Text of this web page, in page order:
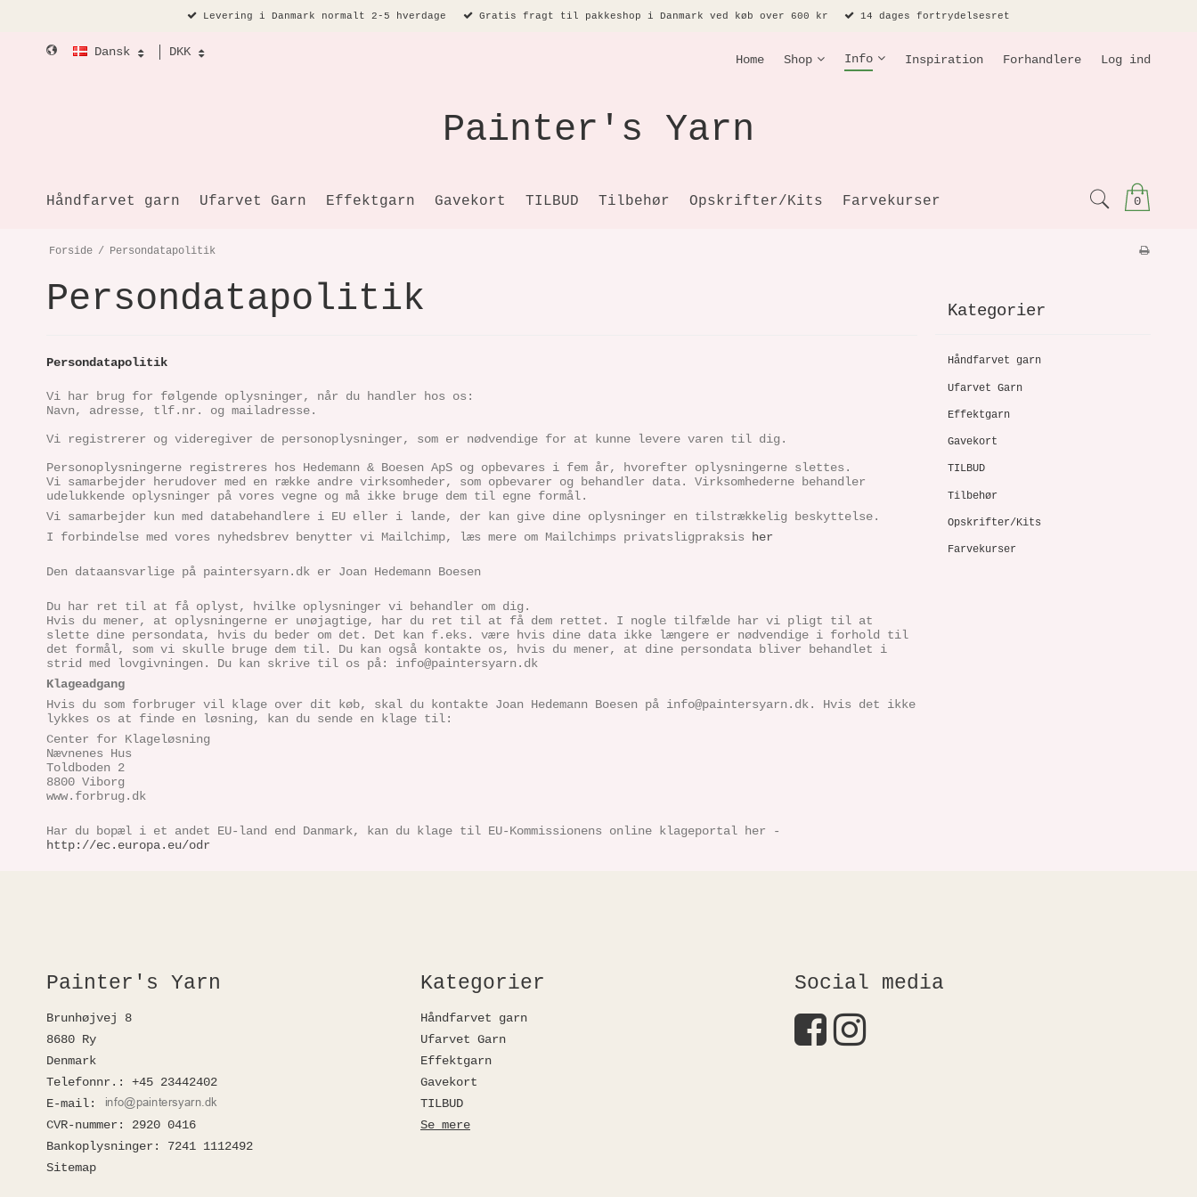
Levering i Danmark normalt 2-5 hverdage Gratis fragt til pakkeshop i Danmark ved køb over 600 kr 14 dages fortrydelsesret
Dansk DKK
Home Shop Info Inspiration Forhandlere Log ind
Painter's Yarn
0
Håndfarvet garn Ufarvet Garn Effektgarn Gavekort TILBUD Tilbehør Opskrifter/Kits Farvekurser
Forside / Persondatapolitik
Persondatapolitik
Persondatapolitik
Vi har brug for følgende oplysninger, når du handler hos os:
Navn, adresse, tlf.nr. og mailadresse.
Vi registrerer og videregiver de personoplysninger, som er nødvendige for at kunne levere varen til dig.
Personoplysningerne registreres hos Hedemann & Boesen ApS og opbevares i fem år, hvorefter oplysningerne slettes.
Vi samarbejder herudover med en række andre virksomheder, som opbevarer og behandler data. Virksomhederne behandler
udelukkende oplysninger på vores vegne og må ikke bruge dem til egne formål.
Vi samarbejder kun med databehandlere i EU eller i lande, der kan give dine oplysninger en tilstrækkelig beskyttelse.
I forbindelse med vores nyhedsbrev benytter vi Mailchimp, læs mere om Mailchimps privatsligpraksis
her
Den dataansvarlige på paintersyarn.dk er Joan Hedemann Boesen
Du har ret til at få oplyst, hvilke oplysninger vi behandler om dig.
Hvis du mener, at oplysningerne er unøjagtige, har du ret til at få dem rettet. I nogle tilfælde har vi pligt til at
slette dine persondata, hvis du beder om det. Det kan f.eks. være hvis dine data ikke længere er nødvendige i forhold til
det formål, som vi skulle bruge dem til. Du kan også kontakte os, hvis du mener, at dine persondata bliver behandlet i
strid med lovgivningen. Du kan skrive til os på: info@paintersyarn.dk
Klageadgang
Hvis du som forbruger vil klage over dit køb, skal du kontakte Joan Hedemann Boesen på info@paintersyarn.dk. Hvis det ikke
lykkes os at finde en løsning, kan du sende en klage til:
Center for Klageløsning
Nævnenes Hus
Toldboden 2
8800 Viborg
www.forbrug.dk
Har du bopæl i et andet EU-land end Danmark, kan du klage til EU-Kommissionens online klageportal her -
http://ec.europa.eu/odr
Kategorier
Håndfarvet garn
Ufarvet Garn
Effektgarn
Gavekort
TILBUD
Tilbehør
Opskrifter/Kits
Farvekurser
Painter's Yarn
Brunhøjvej 8
8680 Ry
Denmark
Telefonnr. :
+45 23442402
E-mail:
CVR-nummer:
2920 0416
Bankoplysninger:
7241 1112492
Sitemap
Kategorier
Håndfarvet garn
Ufarvet Garn
Effektgarn
Gavekort
TILBUD
Se mere
Social media